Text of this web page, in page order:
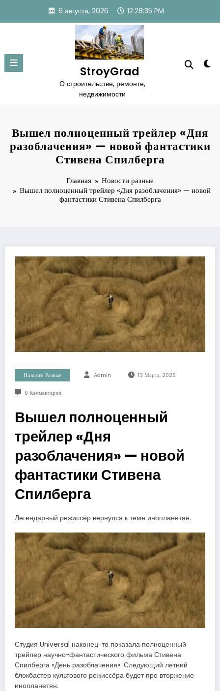
содержимому
6 августа, 2026 12:28:36 PM
StroyGrad
О строительстве, ремонте,
недвижимости
Вышел полноценный трейлер «Дня
разоблачения» — новой фантастики
Стивена Спилберга
Главная
Новости разные
Вышел полноценный трейлер «Дня разоблачения» — новой
фантастики Стивена Спилберга
Новости Разные Admin 13 Марта, 2026
0 Комментарии
Вышел полноценный
трейлер «Дня
разоблачения» — новой
фантастики Стивена
Спилберга
Легендарный режиссёр вернулся к теме инопланетян.
Студия Universal наконец-то показала полноценный
трейлер научно-фантастического фильма Стивена
Спилберга «День разоблачения». Следующий летний
блокбастер культового режиссёра будет про вторжение
инопланетян.